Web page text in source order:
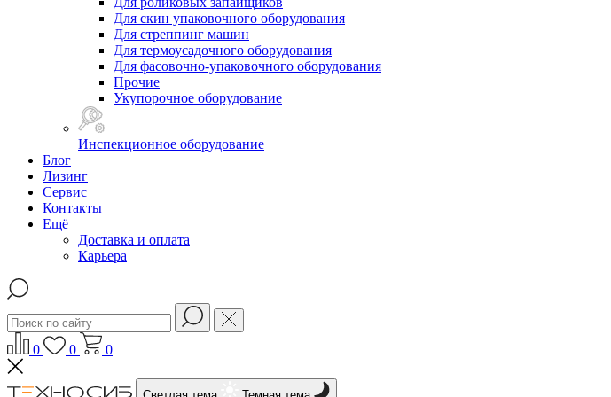
Для скин упаковочного оборудования
Для стреппинг машин
Для термоусадочного оборудования
Для фасовочно-упаковочного оборудования
Прочие
Укупорочное оборудование
Инспекционное оборудование
Блог
Лизинг
Сервис
Контакты
Ещё
Доставка и оплата
Карьера
0 0 0